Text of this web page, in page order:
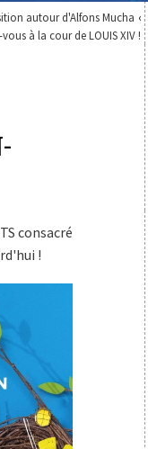
autour d'Alfons Mucha
vous à la cour de LOUIS XIV !
consacré
!